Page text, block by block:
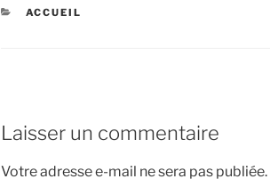
CATÉGORIES
ACCUEIL
Laisser un commentaire
Votre adresse e-mail ne sera pas publiée.